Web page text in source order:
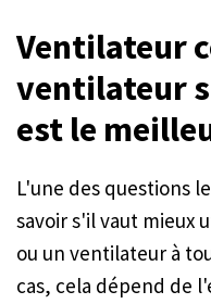
Ventilateur
ventilateur
est le
L'une des questions
savoir s'il vaut mieux
ou un ventilateur à
cas, cela dépend de